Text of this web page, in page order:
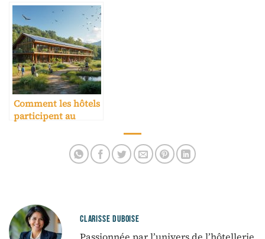
une carrière
hôtelière
Comment les hôtels
participent au
tourisme durable
CLARISSE DUBOISE